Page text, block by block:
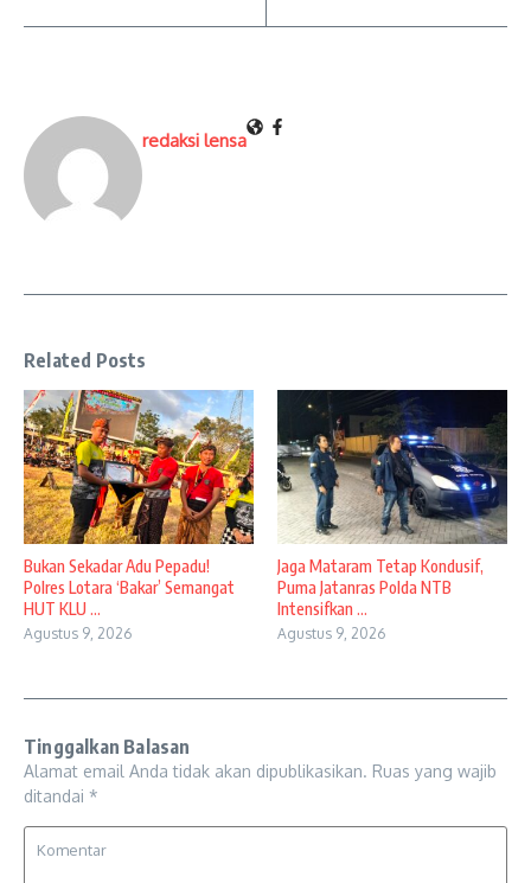
redaksi lensa
Related Posts
Bukan Sekadar Adu Pepadu!
Polres Lotara ‘Bakar’ Semangat
HUT KLU ...
Agustus 9, 2026
Jaga Mataram Tetap Kondusif,
Puma Jatanras Polda NTB
Intensifkan ...
Agustus 9, 2026
Tinggalkan Balasan
Alamat email Anda tidak akan dipublikasikan. Ruas yang wajib
ditandai *